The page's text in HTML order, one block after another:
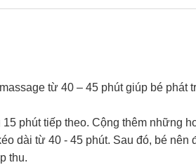
từ 40 – 45 phút giúp bé phát
phút tiếp theo. Cộng thêm những
dài từ 40 - 45 phút. Sau đó, bé nên
thu.